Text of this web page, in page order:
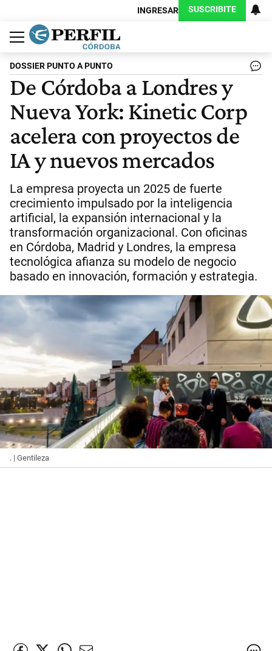
INGRESAR SUSCRIBITE
Política
Economía
Judiciales
Sociedad
Cultura
Espectáculos
Deportes
Protagonistas
DOSSIER PUNTO A PUNTO
De Córdoba a Londres y
Nueva York: Kinetic Corp
acelera con proyectos de
IA y nuevos mercados
La empresa proyecta un 2025 de fuerte
crecimiento impulsado por la inteligencia
artificial, la expansión internacional y la
transformación organizacional. Con oficinas
en Córdoba, Madrid y Londres, la empresa
tecnológica afianza su modelo de negocio
basado en innovación, formación y estrategia.
. | Gentileza